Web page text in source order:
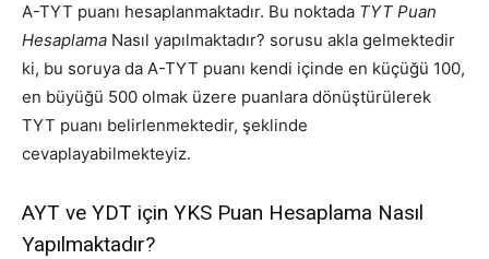
A-TYT puanı hesaplanmaktadır. Bu noktada TYT Puan
Hesaplama Nasıl yapılmaktadır? sorusu akla gelmektedir
ki, bu soruya da A-TYT puanı kendi içinde en küçüğü 100,
en büyüğü 500 olmak üzere puanlara dönüştürülerek
TYT puanı belirlenmektedir, şeklinde
cevaplayabilmekteyiz.
AYT ve YDT için YKS Puan Hesaplama Nasıl
Yapılmaktadır?